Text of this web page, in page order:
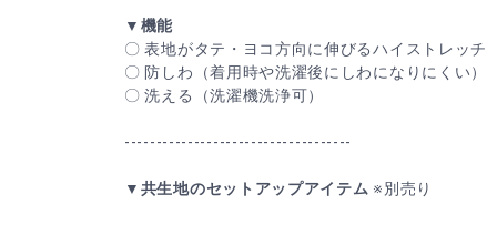
▼機能
〇 表地がタテ・ヨコ方向に伸びるハイストレッチ
〇 防しわ（着用時や洗濯後にしわになりにくい）
〇 洗える（洗濯機洗浄可）
------------------------------------
▼共生地のセットアップアイテム ※別売り